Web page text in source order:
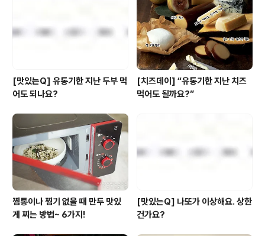
조금 더 열심히 해주신 셈이네요~! 이렇게까지 열심히 해
주시리라 생각못했었는데 우리 3기를 노리고 계신 분들 부
담스러워서 어..
[맛있는Q] 유통기한 지난 두부 먹
어도 되나요?
[치즈데이] “유통기한 지난 치즈
먹어도 될까요?”
찜통이나 찜기 없을 때 만두 맛있
게 찌는 방법~ 6가지!
[맛있는Q] 나또가 이상해요. 상한
건가요?